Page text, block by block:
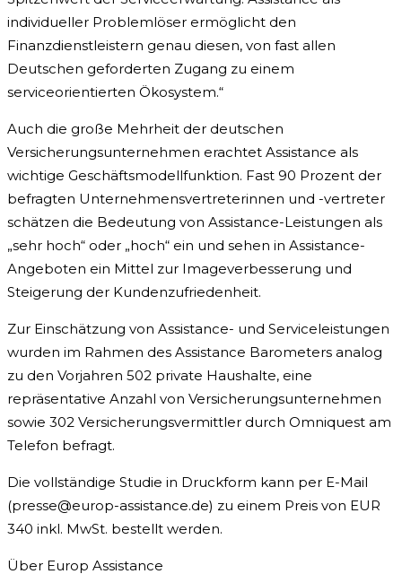
individueller Problemlöser ermöglicht den
Finanzdienstleistern genau diesen, von fast allen
Deutschen geforderten Zugang zu einem
serviceorientierten Ökosystem.“
Auch die große Mehrheit der deutschen
Versicherungsunternehmen erachtet Assistance als
wichtige Geschäftsmodellfunktion. Fast 90 Prozent der
befragten Unternehmensvertreterinnen und -vertreter
schätzen die Bedeutung von Assistance-Leistungen als
„sehr hoch“ oder „hoch“ ein und sehen in Assistance-
Angeboten ein Mittel zur Imageverbesserung und
Steigerung der Kundenzufriedenheit.
Zur Einschätzung von Assistance- und Serviceleistungen
wurden im Rahmen des Assistance Barometers analog
zu den Vorjahren 502 private Haushalte, eine
repräsentative Anzahl von Versicherungsunternehmen
sowie 302 Versicherungsvermittler durch Omniquest am
Telefon befragt.
Die vollständige Studie in Druckform kann per E-Mail
(presse@europ-assistance.de) zu einem Preis von EUR
340 inkl. MwSt. bestellt werden.
Über Europ Assistance